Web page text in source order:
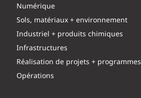
Numérique
Sols, matériaux + environnement
Industriel + produits chimiques
Infrastructures
Réalisation de projets + programmes
Opérations